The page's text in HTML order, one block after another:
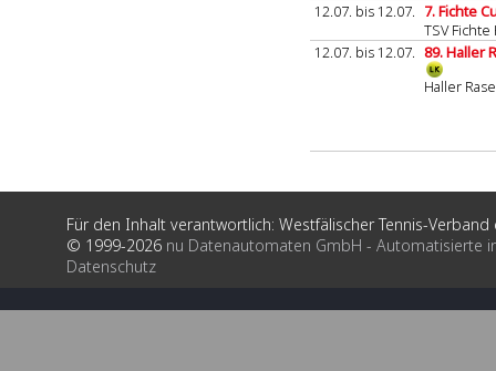
12.07. bis 12.07. 7. Fichte
TSV Fichte
12.07. bis 12.07. 89. Haller
Haller
Für den Inhalt verantwortlich: Westfälischer Tennis-Verband
© 1999-2026 nu Datenautomaten GmbH - Automatisierte
Datenschutz